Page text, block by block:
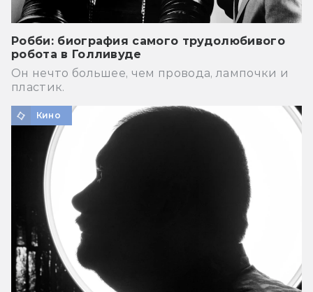
Робби: биография самого трудолюбивого
робота в Голливуде
Он нечто большее, чем провода, лампочки и
пластик.
Кино